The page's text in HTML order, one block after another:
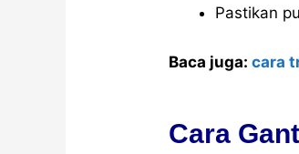
Pastikan
Baca juga:cara
Cara